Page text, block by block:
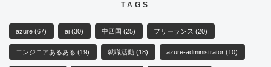
TAGS
azure(67) ai(30) 中四国(25) フリーランス(20)
エンジニアあるある(19) 就職活動(18) azure-administrator(10)